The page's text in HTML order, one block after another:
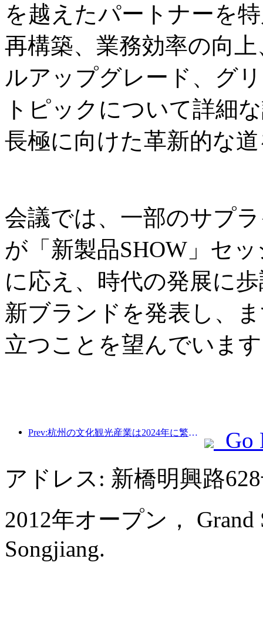
を越えたパートナーを
再構築、業務効率の向
ルアップグレード、グ
トピックについて詳細
長極に向けた革新的な
会議では、一部のサプ
が「新製品SHOW」セ
に応え、時代の発展に
新ブランドを発表し、
立つことを望んでいま
Prev:杭州の文化観光産業は2024年に繁栄する：文化付加価値は3400億を超え、訪日観光客は2倍になる
Go
アドレス: 新橋明興路
2012年オープン， Grand
Songjiang.